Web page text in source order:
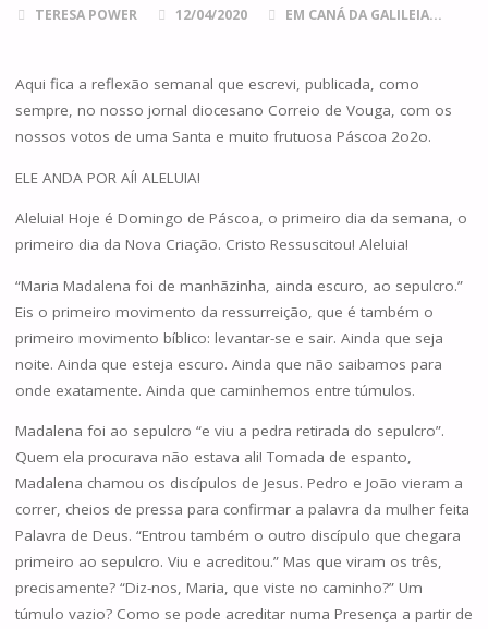
TERESA POWER 12/04/2020 EM CANÁ DA GALILEIA...
Aqui fica a reflexão semanal que escrevi, publicada, como
sempre, no nosso jornal diocesano Correio de Vouga, com os
nossos votos de uma Santa e muito frutuosa Páscoa 2o2o.
ELE ANDA POR AÍ! ALELUIA!
Aleluia! Hoje é Domingo de Páscoa, o primeiro dia da semana, o
primeiro dia da Nova Criação. Cristo Ressuscitou! Aleluia!
“Maria Madalena foi de manhãzinha, ainda escuro, ao sepulcro.”
Eis o primeiro movimento da ressurreição, que é também o
primeiro movimento bíblico: levantar-se e sair. Ainda que seja
noite. Ainda que esteja escuro. Ainda que não saibamos para
onde exatamente. Ainda que caminhemos entre túmulos.
Madalena foi ao sepulcro “e viu a pedra retirada do sepulcro”.
Quem ela procurava não estava ali! Tomada de espanto,
Madalena chamou os discípulos de Jesus. Pedro e João vieram a
correr, cheios de pressa para confirmar a palavra da mulher feita
Palavra de Deus. “Entrou também o outro discípulo que chegara
primeiro ao sepulcro. Viu e acreditou.” Mas que viram os três,
precisamente? “Diz-nos, Maria, que viste no caminho?” Um
túmulo vazio? Como se pode acreditar numa Presença a partir de